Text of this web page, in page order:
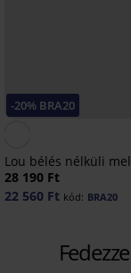
-20% BRA20
Lou bélés nélküli
28 190 Ft
22 560 Ft kód: BRA20